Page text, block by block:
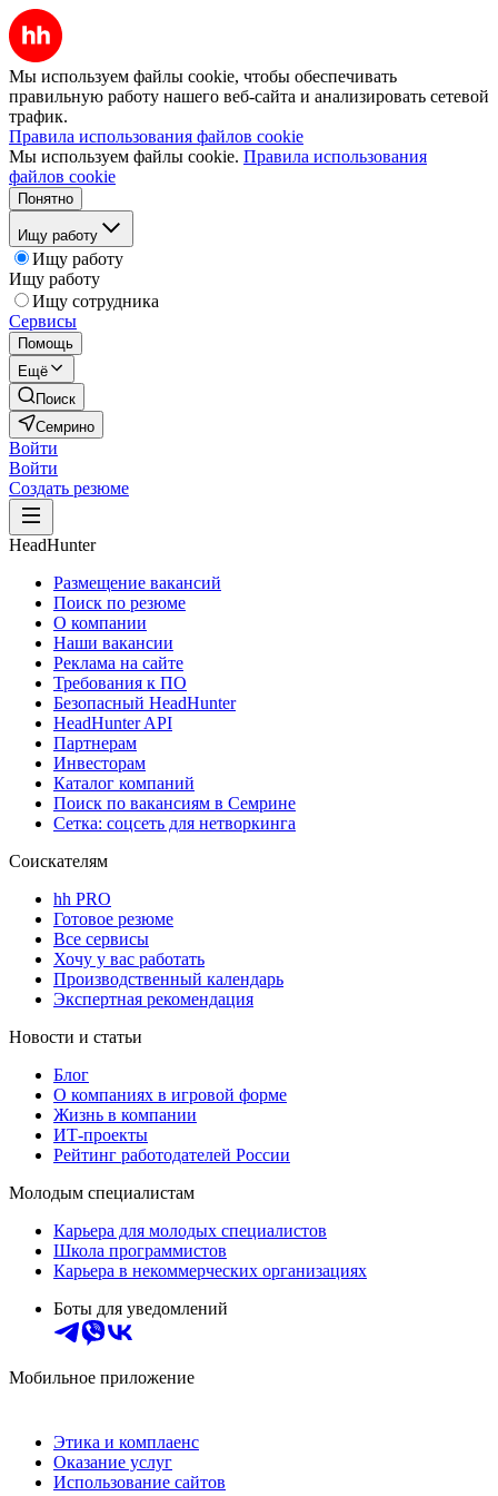
Мы используем файлы cookie, чтобы обеспечивать
правильную работу нашего веб-сайта и анализировать сетевой
трафик.
Правила использования файлов cookie
Мы используем файлы cookie. Правила использования
файлов cookie
Понятно
Ищу работу
Ищу работу
Ищу работу
Ищу сотрудника
Сервисы
Помощь
Ещё
Поиск
Семрино
Войти
Войти
Создать резюме
HeadHunter
Размещение вакансий
Поиск по резюме
О компании
Наши вакансии
Реклама на сайте
Требования к ПО
Безопасный HeadHunter
HeadHunter API
Партнерам
Инвесторам
Каталог компаний
Поиск по вакансиям в Семрине
Сетка: соцсеть для нетворкинга
Соискателям
hh PRO
Готовое резюме
Все сервисы
Хочу у вас работать
Производственный календарь
Экспертная рекомендация
Новости и статьи
Блог
О компаниях в игровой форме
Жизнь в компании
ИТ-проекты
Рейтинг работодателей России
Молодым специалистам
Карьера для молодых специалистов
Школа программистов
Карьера в некоммерческих организациях
Боты для уведомлений
Мобильное приложение
Этика и комплаенс
Оказание услуг
Использование сайтов